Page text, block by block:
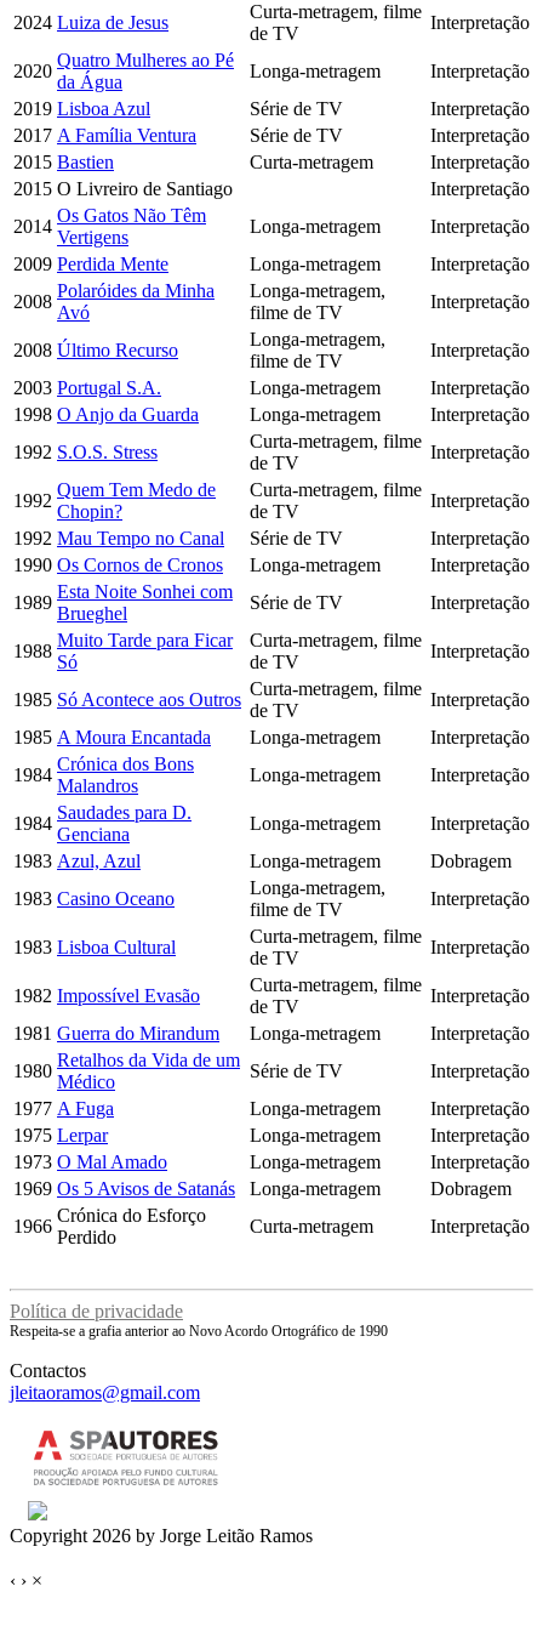
2024 Luiza de Jesus
Curta-metragem, filme
de TV
Interpretação
2020
Quatro Mulheres ao Pé
da Água
Longa-metragem
Interpretação
2019 Lisboa Azul Série de TV
Interpretação
2017 A Família Ventura Série de TV
Interpretação
2015 Bastien Curta-metragem
Interpretação
2015 O Livreiro de Santiago
Interpretação
2014
Os Gatos Não Têm
Vertigens
Longa-metragem
Interpretação
2009 Perdida Mente Longa-metragem
Interpretação
2008
Polaróides da Minha
Avó
Longa-metragem,
filme de TV
Interpretação
2008 Último Recurso
Longa-metragem,
filme de TV
Interpretação
2003 Portugal S.A. Longa-metragem
Interpretação
1998 O Anjo da Guarda Longa-metragem
Interpretação
1992 S.O.S. Stress
Curta-metragem, filme
de TV
Interpretação
1992
Quem Tem Medo de
Chopin?
Curta-metragem, filme
de TV
Interpretação
1992 Mau Tempo no Canal Série de TV
Interpretação
1990 Os Cornos de Cronos Longa-metragem
Interpretação
1989
Esta Noite Sonhei com
Brueghel
Série de TV Interpretação
1988
Muito Tarde para Ficar
Só
Curta-metragem, filme
de TV
Interpretação
1985 Só Acontece aos Outros
Curta-metragem, filme
de TV
Interpretação
1985 A Moura Encantada Longa-metragem
Interpretação
1984
Crónica dos Bons
Malandros
Longa-metragem Interpretação
1984
Saudades para D.
Genciana
Longa-metragem
Interpretação
1983 Azul, Azul Longa-metragem
Dobragem
1983 Casino Oceano
Longa-metragem,
filme de TV
Interpretação
1983 Lisboa Cultural
Curta-metragem, filme
de TV
Interpretação
1982 Impossível Evasão
Curta-metragem, filme
de TV
Interpretação
1981 Guerra do Mirandum Longa-metragem
Interpretação
1980
Retalhos da Vida de um
Médico
Série de TV
Interpretação
1977 A Fuga Longa-metragem
Interpretação
1975 Lerpar Longa-metragem
Interpretação
1973 O Mal Amado Longa-metragem
Interpretação
1969 Os 5 Avisos de Satanás Longa-metragem
Dobragem
1966
Crónica do Esforço
Perdido
Curta-metragem Interpretação
Política de privacidade
Respeita-se a grafia anterior ao Novo Acordo Ortográfico de 1990
Contactos
jleitaoramos@gmail.com
Copyright 2026 by Jorge Leitão Ramos
‹ › ×